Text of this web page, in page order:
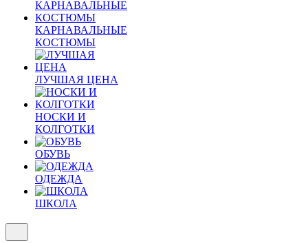
КАРНАВАЛЬНЫЕ
КОСТЮМЫ
ЛУЧШАЯ ЦЕНА
НОСКИ И
КОЛГОТКИ
ОБУВЬ
ОДЕЖДА
ШКОЛА